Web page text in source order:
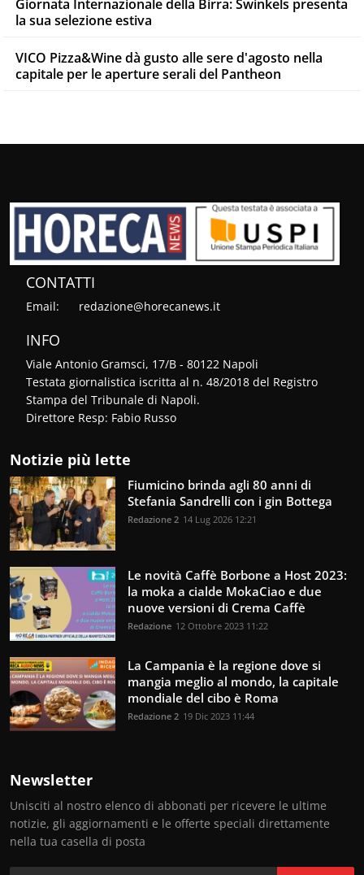
Giornata Internazionale della Birra: Swinkels presenta
la sua selezione estiva
VICO Pizza&Wine dà gusto alle sere d'agosto nella
capitale per le aperture serali del Pantheon
CONTATTI
Email: redazione@horecanews.it
INFO
Viale Antonio Gramsci, 17/B - 80122 Napoli
Testata giornalistica iscritta al n. 48/2018 del Registro
Stampa del Tribunale di Napoli.
Direttore Resp: Fabio Russo
Notizie più lette
Fiumicino brinda agli 80 anni di
Stefania Sandrelli con i gin Bottega
Redazione 2 14 Lug 2026 12:21
Le novità Caffè Borbone a Host 2023:
la moka a cialde MokaCiao e due
nuove versioni di Crema Caffè
Redazione 12 Ottobre 2023 11:22
La Campania è la regione dove si
mangia meglio al mondo, la capitale
mondiale del cibo è Roma
Redazione 2 19 Dic 2023 11:44
Newsletter
Unisciti al nostro elenco di abbonati per ricevere le ultime
notizie, gli aggiornamenti e le offerte speciali direttamente
nella tua casella di posta